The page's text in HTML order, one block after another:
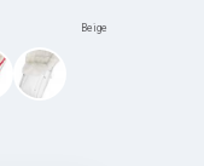
Beige